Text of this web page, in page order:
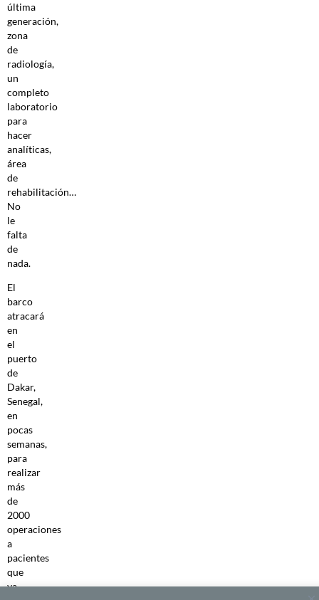
última
generación,
zona
de
radiología,
un
completo
laboratorio
para
hacer
analíticas,
área
de
rehabilitación…
No
le
falta
de
nada.
El
barco
atracará
en
el
puerto
de
Dakar,
Senegal,
en
pocas
semanas,
para
realizar
más
de
2000
operaciones
a
pacientes
que
ya